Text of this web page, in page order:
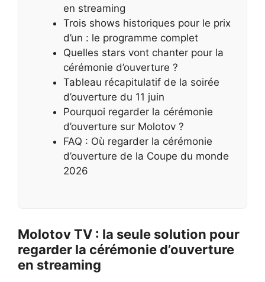
en streaming
Trois shows historiques pour le prix
d’un : le programme complet
Quelles stars vont chanter pour la
cérémonie d’ouverture ?
Tableau récapitulatif de la soirée
d’ouverture du 11 juin
Pourquoi regarder la cérémonie
d’ouverture sur Molotov ?
FAQ : Où regarder la cérémonie
d’ouverture de la Coupe du monde
2026
Molotov TV : la seule solution pour
regarder la cérémonie d’ouverture
en streaming